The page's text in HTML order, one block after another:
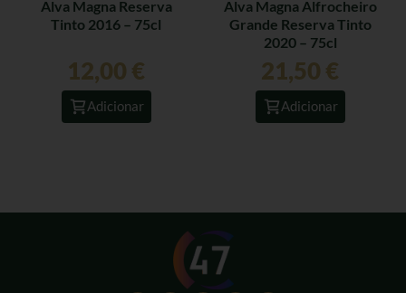
Alva Magna Reserva
Tinto 2016 – 75cl
12,00 €
Adicionar
Alva Magna Alfrocheiro
Grande Reserva Tinto
2020 – 75cl
21,50 €
Adicionar